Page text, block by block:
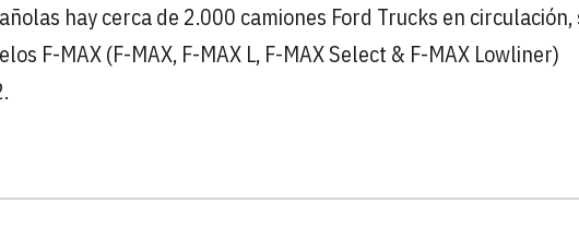
hay cerca de 2.000 camiones Ford Trucks en circulación,
F-MAX (F-MAX, F-MAX L, F-MAX Select & F-MAX Lowliner)